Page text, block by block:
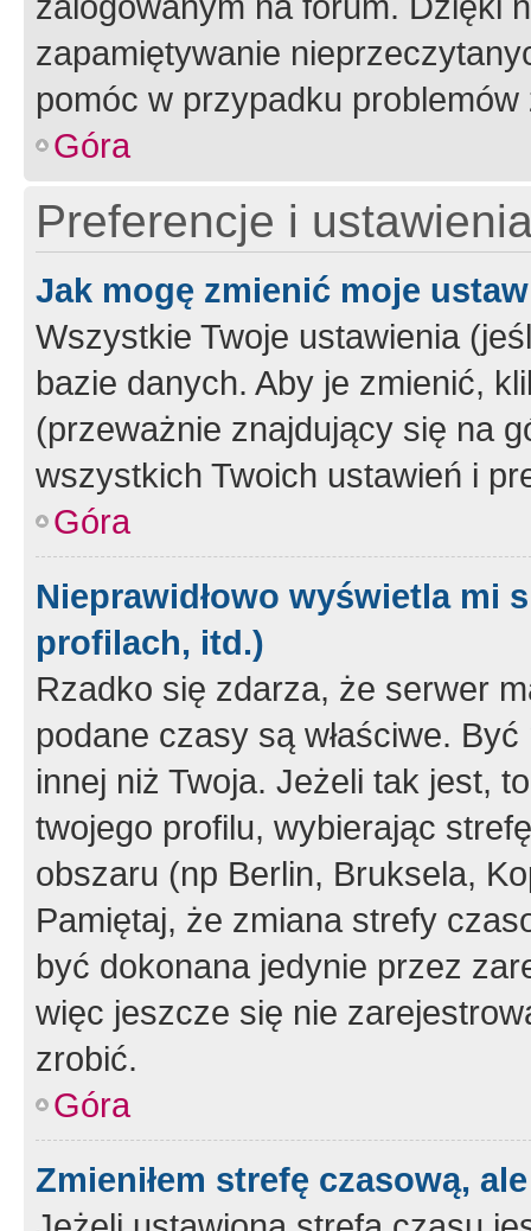
zapamiętywanie
pomóc w przypadku
Góra
Preferencje i
Jak mogę zmienić moje
Wszystkie Twoje ustawienia
bazie danych. Aby je zmienić,
(przeważnie znajdujący się na
wszystkich Twoich ustawień i
Góra
Nieprawidłowo wyświetla mi
profilach, itd.)
Rzadko się zdarza, że serwer
podane czasy są właściwe.
innej niż Twoja. Jeżeli tak jest,
twojego profilu, wybierając
obszaru (np Berlin, Bruksela,
Pamiętaj, że zmiana strefy
być dokonana jedynie przez
więc jeszcze się nie
zrobić.
Góra
Zmieniłem strefę czasową,